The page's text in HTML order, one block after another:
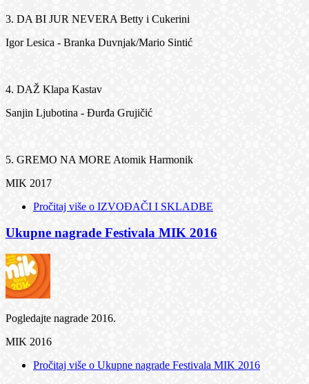
3. DA BI JUR NEVERA Betty i Cukerini
Igor Lesica - Branka Duvnjak/Mario Sintić
4. DAŽ Klapa Kastav
Sanjin Ljubotina - Đurđa Grujičić
5. GREMO NA MORE Atomik Harmonik
MIK 2017
Pročitaj više o IZVOĐAČI I SKLADBE
Ukupne nagrade Festivala MIK 2016
Pogledajte nagrade 2016.
MIK 2016
Pročitaj više o Ukupne nagrade Festivala MIK 2016